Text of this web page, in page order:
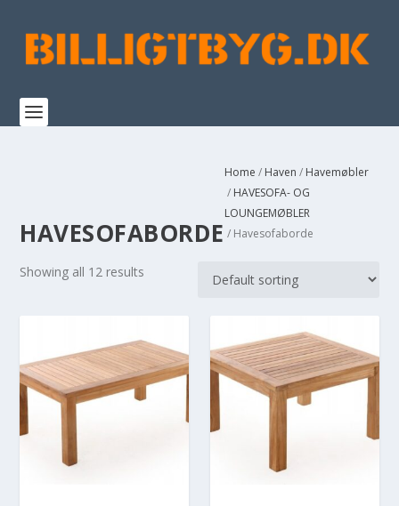
HAVESOFABORDE
Home / Haven / Havemøbler
/ HAVESOFA- OG
LOUNGEMØBLER
/ Havesofaborde
Showing all 12 results